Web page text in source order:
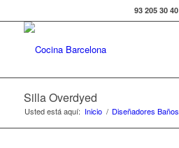
93 205 30 40
Silla Overdyed
Usted está aquí: Inicio / Diseñadores Baños